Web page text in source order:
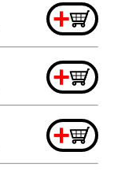
+
+
+